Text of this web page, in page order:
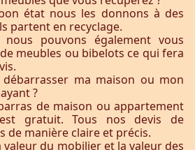
état nous les donnons à des
partent en recyclage.
nous pouvons également vous
meubles ou bibelots ce qui fera
ma maison ou mon
?
de maison ou appartement
est gratuit. Tous nos devis de
de manière claire et précis.
valeur du mobilier et la valeur des